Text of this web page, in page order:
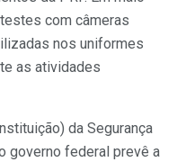
com câmeras
nos uniformes
as atividades
da Segurança
governo federal prevê a